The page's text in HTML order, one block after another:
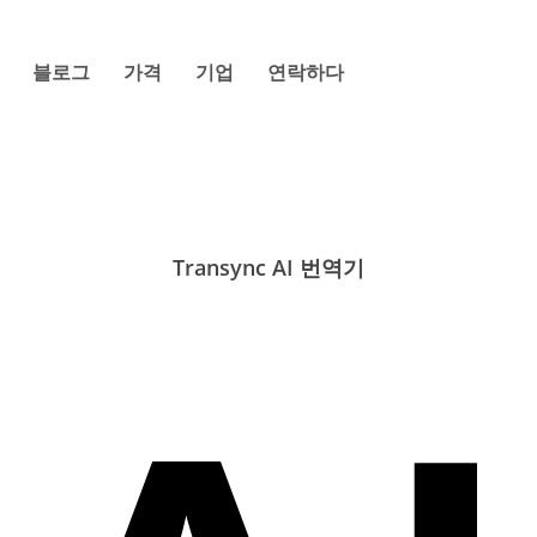
블로그 가격 기업 연락하다
Transync AI 번역기